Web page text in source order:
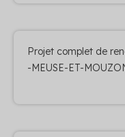
Projet complet de
-MEUSE-ET-